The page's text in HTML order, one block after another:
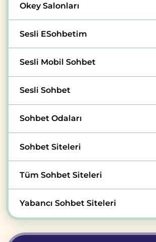
Okey Salonları
Sesli ESohbetim
Sesli Mobil Sohbet
Sesli Sohbet
Sohbet Odaları
Sohbet Siteleri
Tüm Sohbet Siteleri
Yabancı Sohbet Siteleri